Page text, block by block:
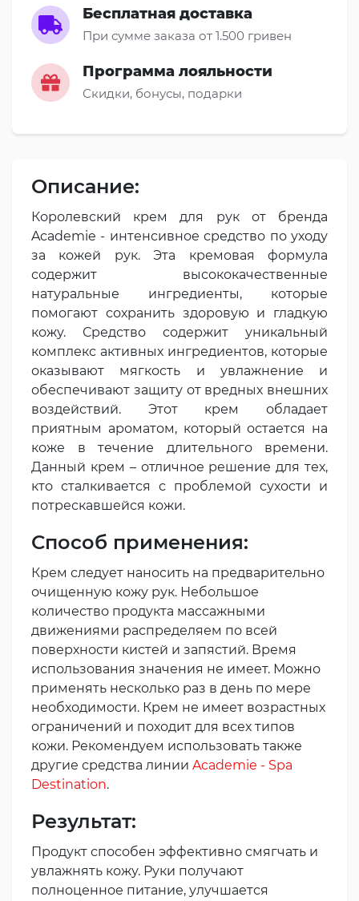
Бесплатная доставка
При сумме заказа от 1.500 гривен
Программа лояльности
Скидки, бонусы, подарки
Описание:
Королевский крем для рук от бренда
Academie - интенсивное средство по уходу
за кожей рук. Эта кремовая формула
содержит высококачественные
натуральные ингредиенты, которые
помогают сохранить здоровую и гладкую
кожу. Средство содержит уникальный
комплекс активных ингредиентов, которые
оказывают мягкость и увлажнение и
обеспечивают защиту от вредных внешних
воздействий. Этот крем обладает
приятным ароматом, который остается на
коже в течение длительного времени.
Данный крем – отличное решение для тех,
кто сталкивается с проблемой сухости и
потрескавшейся кожи.
Способ применения:
Крем следует наносить на предварительно
очищенную кожу рук. Небольшое
количество продукта массажными
движениями распределяем по всей
поверхности кистей и запястий. Время
использования значения не имеет. Можно
применять несколько раз в день по мере
необходимости. Крем не имеет возрастных
ограничений и походит для всех типов
кожи. Рекомендуем использовать также
другие средства линии Academie - Spa
Destination.
Результат:
Продукт способен эффективно смягчать и
увлажнять кожу. Руки получают
полноценное питание, улучшается